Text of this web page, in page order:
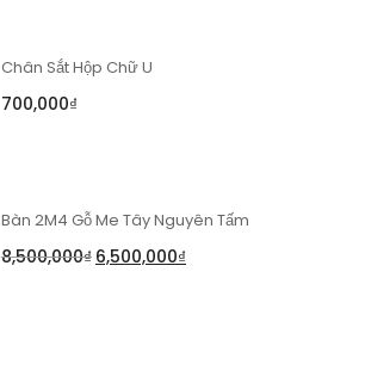
Chân Sắt Hộp Chữ U
700,000₫
Bàn 2M4 Gỗ Me Tây Nguyên Tấm
8,500,000₫ 6,500,000₫